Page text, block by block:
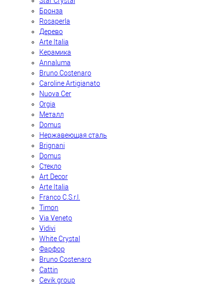
Бронза
Rosaperla
Дерево
Arte Italia
Керамика
Annaluma
Bruno Costenaro
Caroline Artigianato
Nuova Cer
Orgia
Металл
Domus
Нержавеющая сталь
Brignani
Domus
Стекло
Art Decor
Arte Italia
Franco C.S.r.l.
Timon
Via Veneto
Vidivi
White Crystal
Фарфор
Bruno Costenaro
Cattin
Cevik group